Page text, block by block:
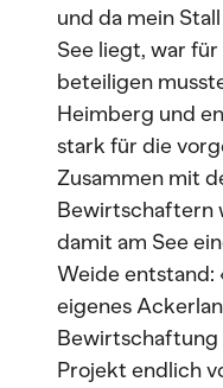
und da mein
See liegt, war
beteiligen
Heimberg und
stark für die
Zusammen mit
Bewirtschaftern
damit am See
Weide entstand:
eigenes
Bewirtschaftung
Projekt endlich